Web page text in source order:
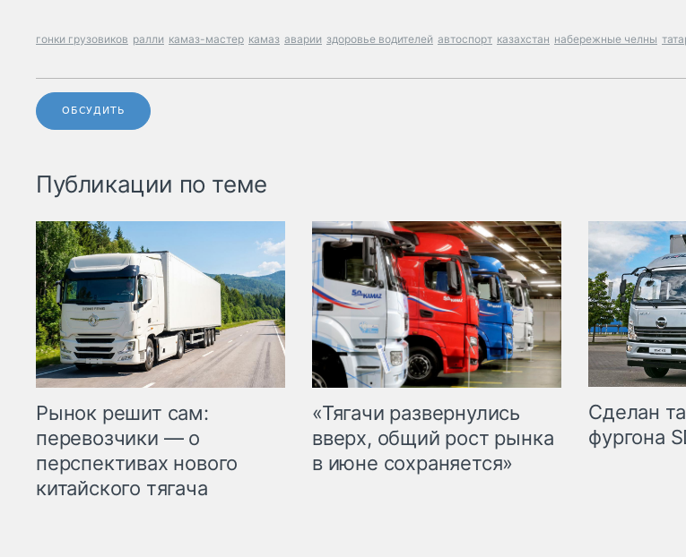
гонки грузовиков ралли камаз-мастер камаз аварии здоровье водителей автоспорт казахстан набережные челны
ОБСУДИТЬ
Публикации по теме
Рынок решит сам:
перевозчики — о
перспективах нового
китайского тягача
«Тягачи развернулись
вверх, общий рост рынка
в июне сохраняется»
Сделан
фургона